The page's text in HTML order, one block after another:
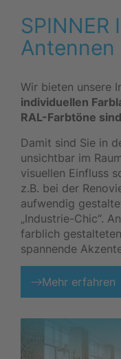
Wir bieten unsere
individuellen
RAL-Farbtöne
Damit sind Sie in
unsichtbar im
visuellen Einfluss
z.B. bei der
aufwendig
„Industrie-Chic“.
farblich
spannende
Mehr erfahren